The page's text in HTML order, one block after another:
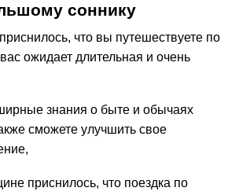
соннику
что вы путешествуете по
ожидает длительная и очень
знания о быте и обычаях
сможете улучшить свое
приснилось, что поездка по